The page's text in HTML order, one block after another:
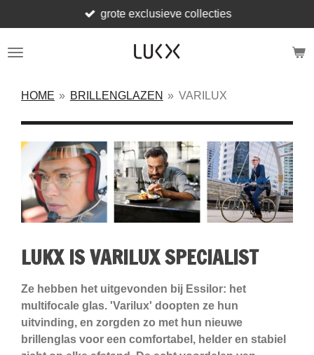
direct
naar
grote exclusieve collecties
HOME » BRILLENGLAZEN » VARILUX
LUKX IS VARILUX SPECIALIST
Ze hebben het uitgevonden bij Essilor: het
multifocale glas. 'Varilux' doopten ze hun
uitvinding, en zorgden zo met hun nieuwe
brillenglas voor een comfortabel, helder en stabiel